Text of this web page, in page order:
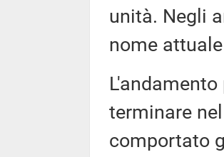
unità. Negli
nome
terminare
comportato